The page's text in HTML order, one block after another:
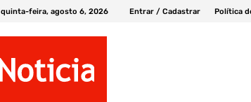
quinta-feira, agosto 6, 2026 Entrar / Cadastrar Política